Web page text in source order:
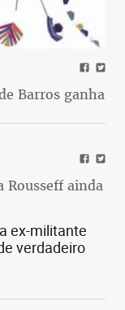
Barros ganha
ainda
ex-militante
verdadeiro